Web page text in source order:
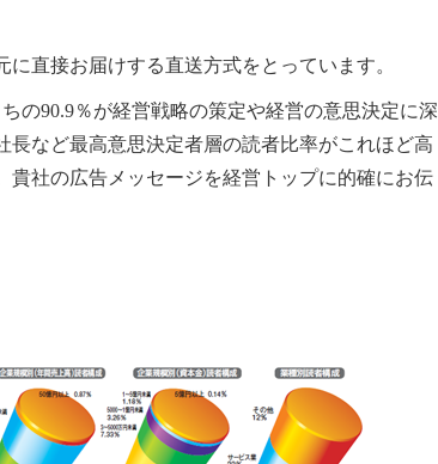
直接お届けする直送方式をとっています。
の90.9％が経営戦略の策定や経営の意思決定に深
長など最高意思決定者層の読者比率がこれほど高
社の広告メッセージを経営トップに的確にお伝